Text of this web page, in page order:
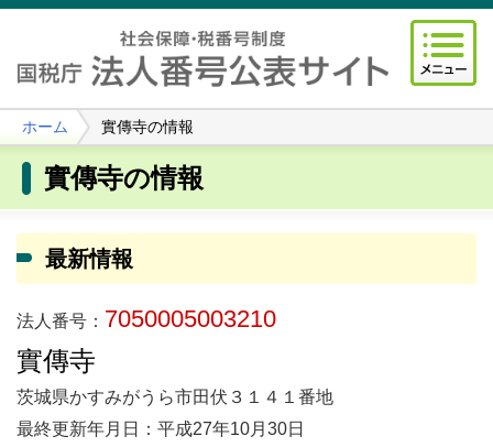
ホーム 實傳寺の情報
實傳寺の情報
最新情報
法人番号： 7050005003210
實傳寺
茨城県かすみがうら市田伏３１４１番地
最終更新年月日：平成27年10月30日